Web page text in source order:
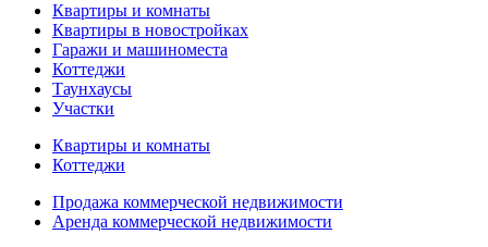
Квартиры и комнаты
Квартиры в новостройках
Гаражи и машиноместа
Коттеджи
Таунхаусы
Участки
Квартиры и комнаты
Коттеджи
Продажа коммерческой недвижимости
Аренда коммерческой недвижимости